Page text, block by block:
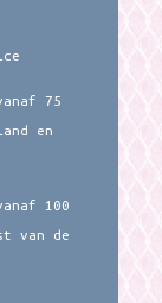
75
en
100
van de